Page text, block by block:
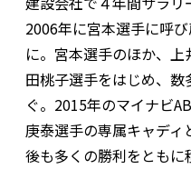
2006年に宮本選手に呼
に。宮本選手のほか、
田桃子選手をはじめ、
ぐ。2015年のマイナビ
庚泰選手の専属キャデ
後も多くの勝利をともに